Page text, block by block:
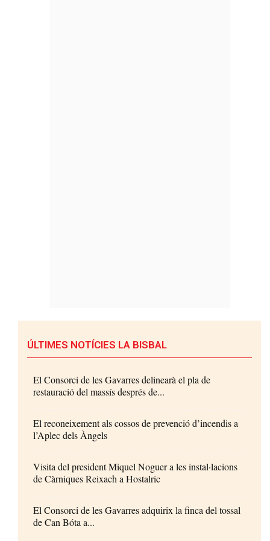
ÚLTIMES NOTÍCIES LA BISBAL
El Consorci de les Gavarres delinearà el pla de
restauració del massís després de...
El reconeixement als cossos de prevenció d’incendis a
l’Aplec dels Àngels
Visita del president Miquel Noguer a les instal·lacions
de Càrniques Reixach a Hostalric
El Consorci de les Gavarres adquirix la finca del tossal
de Can Bóta a...